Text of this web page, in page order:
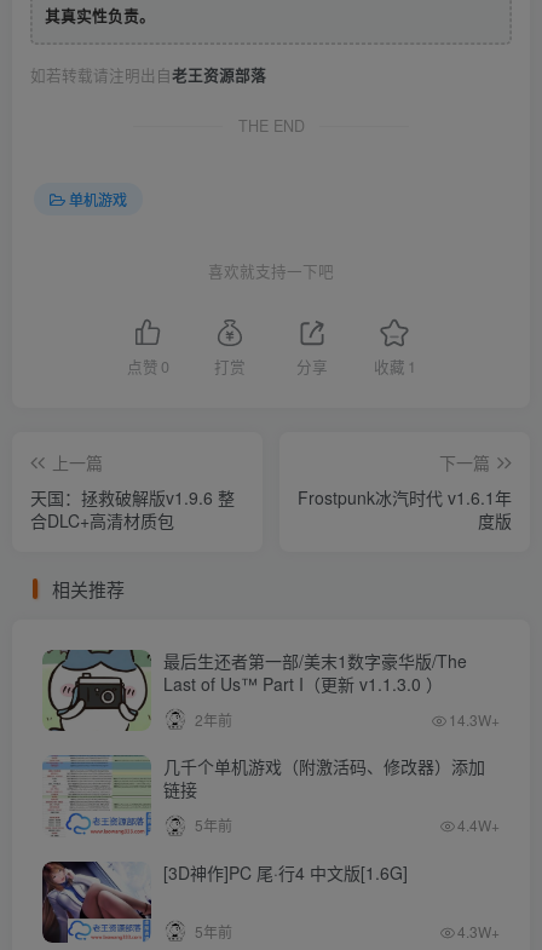
其真实性负责。
如若转载请注明出自老王资源部落
THE END
单机游戏
喜欢就支持一下吧
点赞 0 打赏 分享 收藏 1
上一篇
天国：拯救破解版v1.9.6 整
合DLC+高清材质包
下一篇
Frostpunk冰汽时代 v1.6.1年
度版
相关推荐
最后生还者第一部/美末1数字豪华版/The
Last of Us™ Part I（更新 v1.1.3.0 ）
2年前 14.3W+
几千个单机游戏（附激活码、修改器）添加
链接
5年前 4.4W+
[3D神作]PC 尾·行4 中文版[1.6G]
5年前 4.3W+